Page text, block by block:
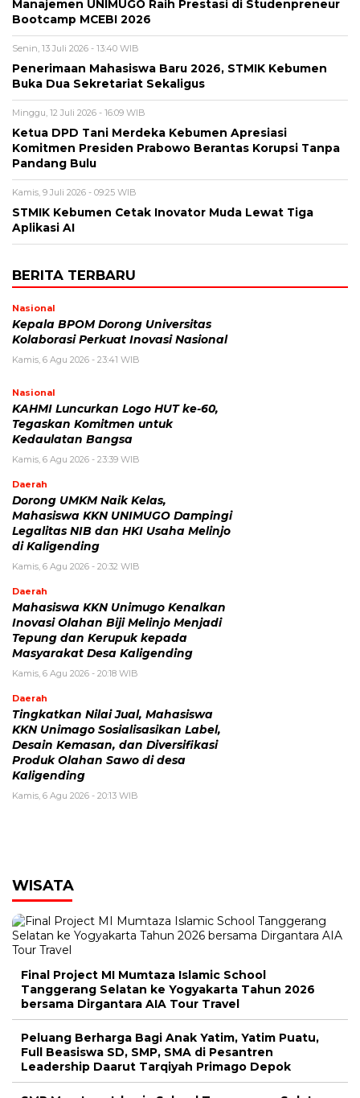
Manajemen UNIMUGO Raih Prestasi di Studenpreneur
Bootcamp MCEBI 2026
Senin, 13 Juli 2026 - 13:40 WIB
Penerimaan Mahasiswa Baru 2026, STMIK Kebumen
Buka Dua Sekretariat Sekaligus
Minggu, 12 Juli 2026 - 16:09 WIB
Ketua DPD Tani Merdeka Kebumen Apresiasi
Komitmen Presiden Prabowo Berantas Korupsi Tanpa
Pandang Bulu
Kamis, 9 Juli 2026 - 09:25 WIB
STMIK Kebumen Cetak Inovator Muda Lewat Tiga
Aplikasi AI
BERITA TERBARU
Nasional
Kepala BPOM Dorong Universitas
Kolaborasi Perkuat Inovasi Nasional
Kamis, 6 Agu 2026 - 23:41 WIB
Nasional
KAHMI Luncurkan Logo HUT ke-60,
Tegaskan Komitmen untuk
Kedaulatan Bangsa
Kamis, 6 Agu 2026 - 23:39 WIB
Daerah
Dorong UMKM Naik Kelas,
Mahasiswa KKN UNIMUGO Dampingi
Legalitas NIB dan HKI Usaha Melinjo
di Kaligending
Kamis, 6 Agu 2026 - 20:32 WIB
Daerah
Mahasiswa KKN Unimugo Kenalkan
Inovasi Olahan Biji Melinjo Menjadi
Tepung dan Kerupuk kepada
Masyarakat Desa Kaligending
Kamis, 6 Agu 2026 - 20:18 WIB
Daerah
Tingkatkan Nilai Jual, Mahasiswa
KKN Unimago Sosialisasikan Label,
Desain Kemasan, dan Diversifikasi
Produk Olahan Sawo di desa
Kaligending
Kamis, 6 Agu 2026 - 20:13 WIB
WISATA
Final Project MI Mumtaza Islamic School
Tanggerang Selatan ke Yogyakarta Tahun 2026
bersama Dirgantara AIA Tour Travel
Peluang Berharga Bagi Anak Yatim, Yatim Puatu,
Full Beasiswa SD, SMP, SMA di Pesantren
Leadership Daarut Tarqiyah Primago Depok